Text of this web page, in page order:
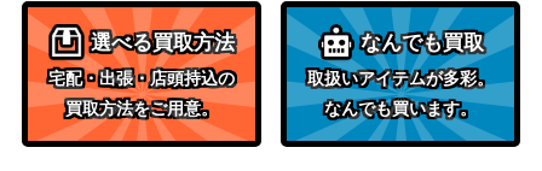
チェンジオブペー
ス 宮下 愛【SIN/W
109-059SP】
ブシロード
（ラブライブ！スクールアイ
ドルフェスティバル2）
1,500
Anniversary Rabbi
t 青山ブルーマウ
ブシロード
（「ご注文はうさぎです
2,000
選べる買取方法
宅配・出張・店頭持込の
買取方法をご用意。
なんでも買取
取扱いアイテムが多彩。
なんでも買います。